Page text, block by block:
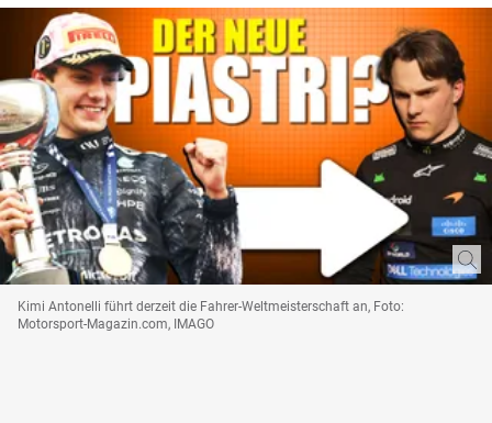
Kimi Antonelli führt derzeit die Fahrer-Weltmeisterschaft an, Foto:
Motorsport-Magazin.com, IMAGO